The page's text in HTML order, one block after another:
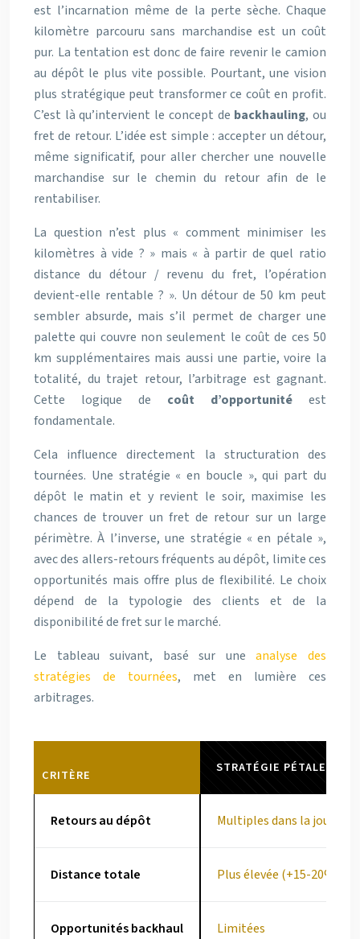
est l’incarnation même de la perte sèche. Chaque
kilomètre parcouru sans marchandise est un coût
pur. La tentation est donc de faire revenir le camion
au dépôt le plus vite possible. Pourtant, une vision
plus stratégique peut transformer ce coût en profit.
C’est là qu’intervient le concept de backhauling, ou
fret de retour. L’idée est simple : accepter un détour,
même significatif, pour aller chercher une nouvelle
marchandise sur le chemin du retour afin de le
rentabiliser.
La question n’est plus « comment minimiser les
kilomètres à vide ? » mais « à partir de quel ratio
distance du détour / revenu du fret, l’opération
devient-elle rentable ? ». Un détour de 50 km peut
sembler absurde, mais s’il permet de charger une
palette qui couvre non seulement le coût de ces 50
km supplémentaires mais aussi une partie, voire la
totalité, du trajet retour, l’arbitrage est gagnant.
Cette logique de coût d’opportunité est
fondamentale.
Cela influence directement la structuration des
tournées. Une stratégie « en boucle », qui part du
dépôt le matin et y revient le soir, maximise les
chances de trouver un fret de retour sur un large
périmètre. À l’inverse, une stratégie « en pétale »,
avec des allers-retours fréquents au dépôt, limite ces
opportunités mais offre plus de flexibilité. Le choix
dépend de la typologie des clients et de la
disponibilité de fret sur le marché.
Le tableau suivant, basé sur uneanalyse des
stratégies de tournées, met en lumière ces
arbitrages.
CRITÈRE STRATÉGIE PÉTALE
Retours au dépôt Multiples dans la journée
Distance totale Plus élevée (+15-20%)
Opportunités backhaul Limitées